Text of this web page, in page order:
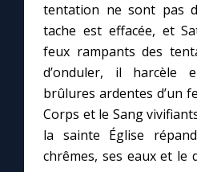
tentation ne sont pas
tache est effacée, et
feux rampants des
d’onduler, il harcèle
brûlures ardentes d’un
Corps et le Sang
la sainte Église
chrêmes, ses eaux et le